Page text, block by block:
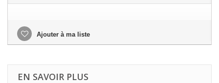
Ajouter à ma liste
EN SAVOIR PLUS